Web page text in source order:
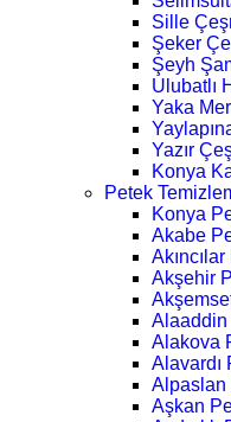
Sille
Şeker
Şeyh
Ulubatlı
Yaka
Yazır
Konya
Petek
Konya
Akabe
Akşehir
Alaaddin
Alakova
Alavardı
Alpaslan
Aşkan